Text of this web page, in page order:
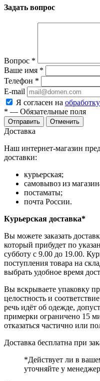
Задать вопрос
Вопрос *
Ваше имя *
Телефон *
E-mail
Я согласен на
* — Обязательные поля
Отправить Отменить
Доставка
Наш интернет-магазин
доставки:
курьерская;
самовывоз из
постаматы;
почта России.
Курьерская доставка*
Вы можете заказать
который прибудет по
субботу с 9.00 до 19.00.
поступления товара на
выбрать удобное время
Вы вскрываете упаковку
целостность и
речь идёт об одежде,
примерки ограничено 15
отказаться частично или
Доставка бесплатна при
*Действует ли в
уточняйте у